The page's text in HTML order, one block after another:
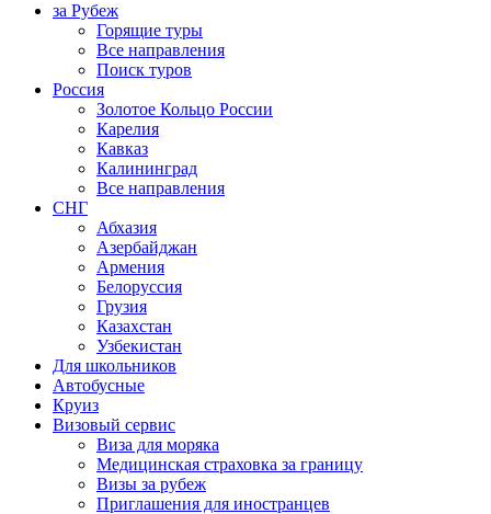
за Рубеж
Горящие туры
Все направления
Поиск туров
Россия
Золотое Кольцо России
Карелия
Кавказ
Калининград
Все направления
СНГ
Абхазия
Азербайджан
Армения
Белоруссия
Грузия
Казахстан
Узбекистан
Для школьников
Автобусные
Круиз
Визовый сервис
Виза для моряка
Медицинская страховка за границу
Визы за рубеж
Приглашения для иностранцев